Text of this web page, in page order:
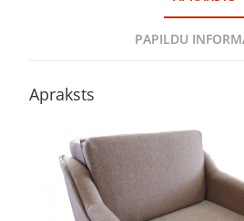
PAPILDU
Apraksts